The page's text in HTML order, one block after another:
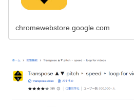
chromewebstore.google.com